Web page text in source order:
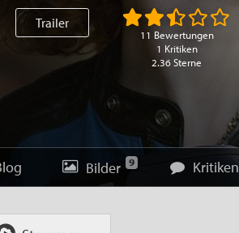
Trailer
11 Bewertungen
1 Kritiken
2.36 Sterne
Bilder 9 Kritiken